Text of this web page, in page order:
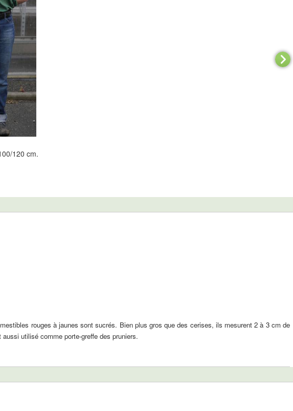
120 cm.
rouges à jaunes sont sucrés. Bien plus gros que des cerises, ils mesurent 2 à 3 cm de
utilisé comme porte-greffe des pruniers.